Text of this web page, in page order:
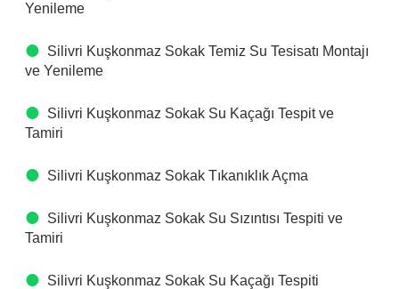
Yenileme
Silivri Kuşkonmaz Sokak Temiz Su Tesisatı Montajı
ve Yenileme
Silivri Kuşkonmaz Sokak Su Kaçağı Tespit ve
Tamiri
Silivri Kuşkonmaz Sokak Tıkanıklık Açma
Silivri Kuşkonmaz Sokak Su Sızıntısı Tespiti ve
Tamiri
Silivri Kuşkonmaz Sokak Su Kaçağı Tespiti